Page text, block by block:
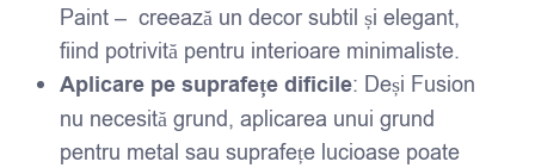
Paint – creează un decor subtil și elegant,
fiind potrivită pentru interioare minimaliste.
Aplicare pe suprafețe dificile: Deși Fusion
nu necesită grund, aplicarea unui grund
pentru metal sau suprafețe lucioase poate